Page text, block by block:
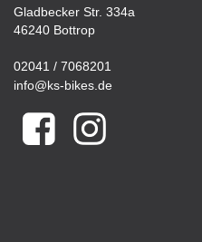
Gladbecker Str. 334a
46240 Bottrop
02041 / 7068201
info@ks-bikes.de